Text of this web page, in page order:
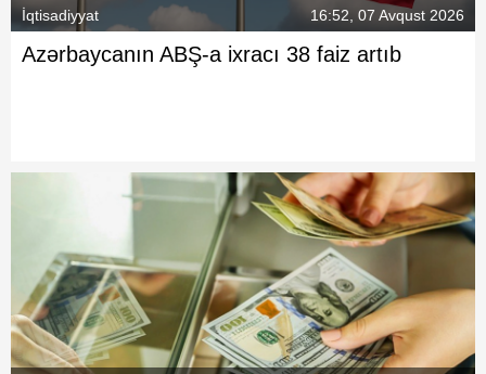
İqtisadiyyat 16:52, 07 Avqust 2026
Azərbaycanın ABŞ-a ixracı 38 faiz artıb